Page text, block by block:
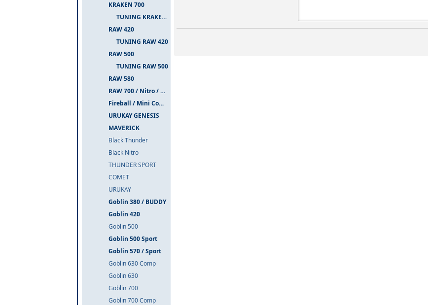
KRAKEN 700
TUNING KRAKEN 700
RAW 420
TUNING RAW 420
RAW 500
TUNING RAW 500
RAW 580
RAW 700 / Nitro / PIUMA
Fireball / Mini Comet
URUKAY GENESIS
MAVERICK
Black Thunder
Black Nitro
THUNDER SPORT
COMET
URUKAY
Goblin 380 / BUDDY
Goblin 420
Goblin 500
Goblin 500 Sport
Goblin 570 / Sport
Goblin 630 Comp
Goblin 630
Goblin 700
Goblin 700 Comp